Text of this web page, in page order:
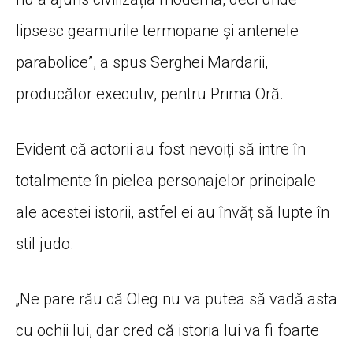
lipsesc geamurile termopane și antenele
parabolice”, a spus Serghei Mardarii,
producător executiv, pentru Prima Oră.
Evident că actorii au fost nevoiți să intre în
totalmente în pielea personajelor principale
ale acestei istorii, astfel ei au învăț să lupte în
stil judo.
„Ne pare rău că Oleg nu va putea să vadă asta
cu ochii lui, dar cred că istoria lui va fi foarte